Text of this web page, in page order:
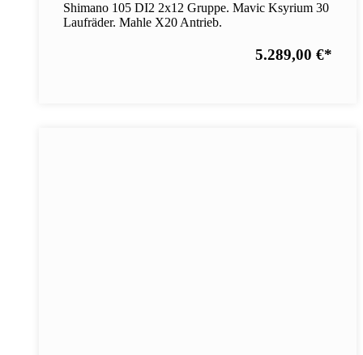
Shimano 105 DI2 2x12 Gruppe. Mavic Ksyrium 30
Laufräder. Mahle X20 Antrieb.
5.289,00 €*